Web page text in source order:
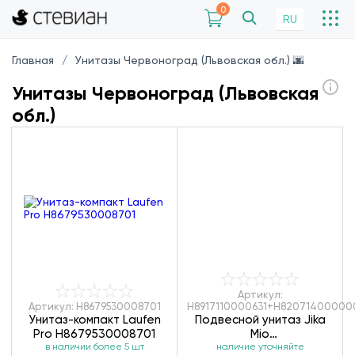
0
RU
Главная Унитазы Червоноград (Львовская обл.) 🌆
Унитазы Червоноград (Львовская
обл.)
Артикул: H8679530008701
Унитаз-компакт Laufen
Pro H8679530008701
в наличии более 5 шт
Артикул:
Подвесной унитаз Jika
Mio
наличие уточняйте